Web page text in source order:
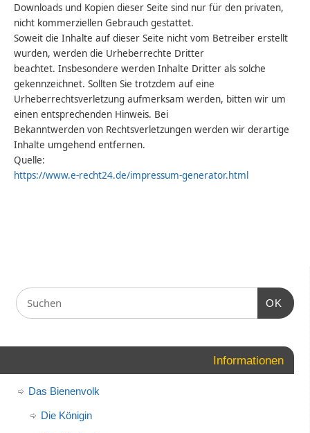
Downloads und Kopien dieser Seite sind nur für den privaten,
nicht kommerziellen Gebrauch gestattet.
Soweit die Inhalte auf dieser Seite nicht vom Betreiber erstellt
wurden, werden die Urheberrechte Dritter
beachtet. Insbesondere werden Inhalte Dritter als solche
gekennzeichnet. Sollten Sie trotzdem auf eine
Urheberrechtsverletzung aufmerksam werden, bitten wir um
einen entsprechenden Hinweis. Bei
Bekanntwerden von Rechtsverletzungen werden wir derartige
Inhalte umgehend entfernen.
Quelle:
https://www.e-recht24.de/impressum-generator.html
OK
Informationen
Das Bienenvolk
Die Königin